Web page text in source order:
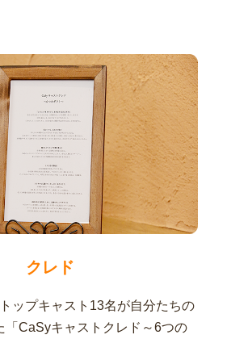
クレド
ップキャスト13名が自分たちの
「CaSyキャストクレド～6つの